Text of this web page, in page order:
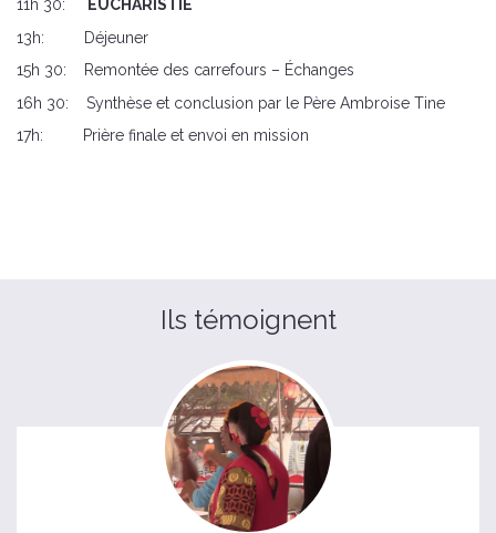
11h 30:
EUCHARISTIE
13h: Déjeuner
15h 30: Remontée des carrefours – Échanges
16h 30: Synthèse et conclusion par le Père Ambroise Tine
17h: Prière finale et envoi en mission
Ils témoignent